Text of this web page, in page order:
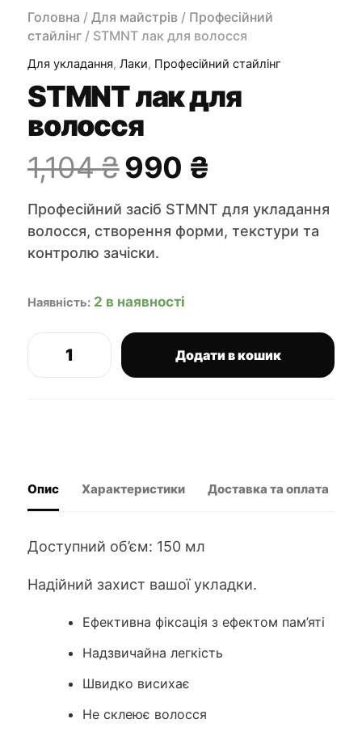
Головна / Для майстрів / Професійний
стайлінг / STMNT лак для волосся
Для укладання, Лаки, Професійний стайлінг
STMNT лак для
волосся
1,104₴Оригінальна
ціна:
1,104 ₴.
990 ₴
ціна:
990 ₴.
Професійний засіб STMNT для укладання
волосся, створення форми, текстури та
контролю зачіски.
Наявність: 2 в наявності
STMNT
лак
Додати в кошик
Опис Характеристики Доставка та оплата
Доступний об’єм: 150 мл
Надійний захист вашої укладки.
Ефективна фіксація з ефектом пам’яті
Надзвичайна легкість
Швидко висихає
Не склеює волосся